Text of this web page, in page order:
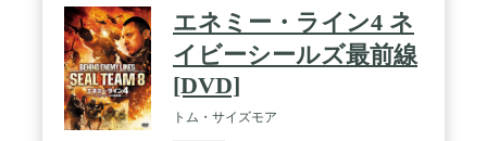
エネミー・ライン4 ネ
イビーシールズ最前線
[DVD]
トム・サイズモア